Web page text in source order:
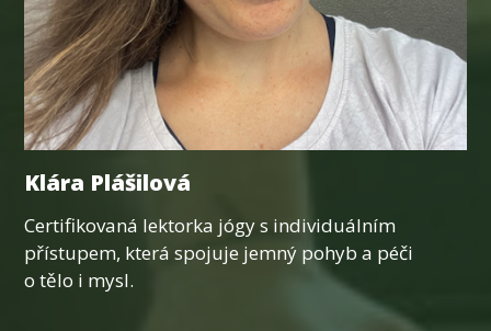
Klára Plášilová
Certifikovaná lektorka jógy s individuálním
přístupem, která spojuje jemný pohyb a péči
o tělo i mysl.